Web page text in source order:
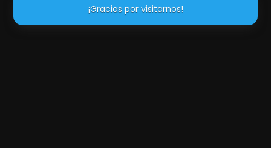
¡Gracias por visitarnos!